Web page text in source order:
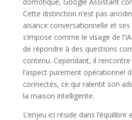
Cette distinction n’est pas
aisance conversationnelle et
s’impose comme le visage de
de répondre à des questions
contenu. Cependant, il
l’aspect purement opérationnel
connectés, ce qui ralentit son
la maison intelligente.
L’enjeu ici réside dans